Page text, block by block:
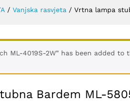
/ Vanjska rasvjeta / Vrtna lampa
ML-4019S-2W” has been added to
Bardem ML-